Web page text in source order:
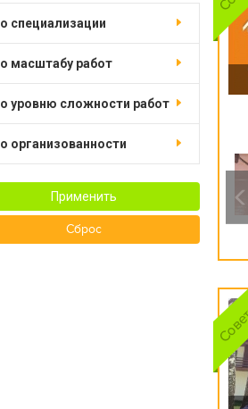
по специализации
по масштабу работ
по уровню сложности работ
по организованности
Применить
Сброс